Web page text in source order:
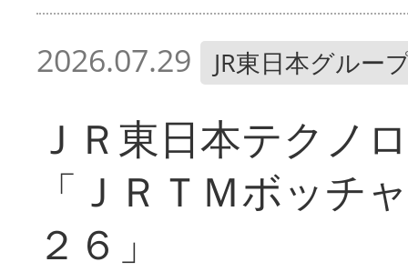
2026.07.29 JR東日本グルー
ＪＲ東日本テク
「ＪＲＴＭボッチ
２６」